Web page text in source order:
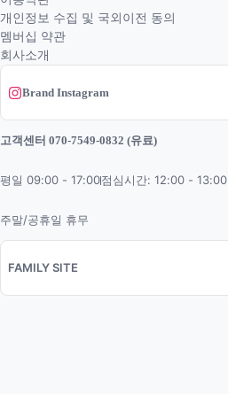
개인정보 수집 및 국외이전 동의
멤버십 약관
회사소개
Brand Instagram
고객센터 070-7549-0832 (유료)
평일 09:00 - 17:00점심시간: 12:00 - 13:00
주말/공휴일 휴무
FAMILY SITE